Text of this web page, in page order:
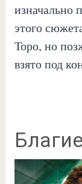
изначально
этого
Торо, но
взято под